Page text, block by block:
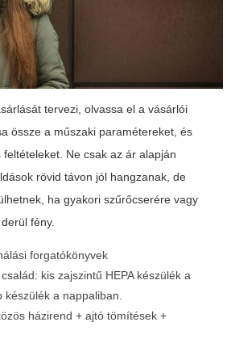
tervezi, olvassa el a vásárlói
össze a műszaki paramétereket, és
Ne csak az ár alapján
rövid távon jól hangzanak, de
ha gyakori szűrőcserére vagy
fény.
forgatókönyvek
kis zajszintű HEPA készülék a
a nappaliban.
házirend + ajtó tömítések +